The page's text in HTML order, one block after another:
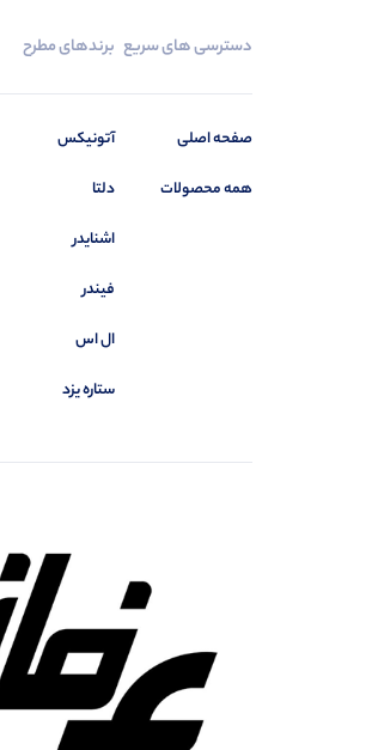
دسترسی های سریع
صفحه اصلی
همه محصولات
برندهای مطرح
آتونیکس
دلتا
اشنایدر
فیندر
ال اس
ستاره یزد